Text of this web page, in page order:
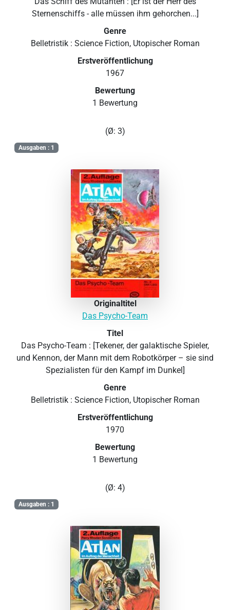
Sternenschiffs - alle müssen ihm gehorchen...]
Genre
Belletristik : Science Fiction, Utopischer Roman
Erstveröffentlichung
1967
Bewertung
1 Bewertung
(Ø: 3)
Ausgaben : 1
Originaltitel
Das Psycho-Team
Titel
Das Psycho-Team : [Tekener, der galaktische Spieler,
und Kennon, der Mann mit dem Robotkörper – sie sind
Spezialisten für den Kampf im Dunkel]
Genre
Belletristik : Science Fiction, Utopischer Roman
Erstveröffentlichung
1970
Bewertung
1 Bewertung
(Ø: 4)
Ausgaben : 1